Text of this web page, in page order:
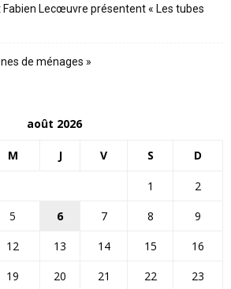
Fabien Lecœuvre présentent « Les tubes
de ménages »
août 2026
M J V S D
1
2
5 6 7 8
9
12 13 14 15
16
19 20 21 22
23